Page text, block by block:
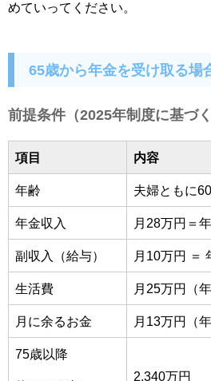
めていってください。
65歳から年金を受け取る場
前提条件（2025年制度に基づく
項目 内容
年齢 夫婦ともに
年金収入 月28万円＝
副収入（給与） 月10万円 ＝
生活費 月25万円（
月に余るお金 月13万円（
75歳以降
2,340万円